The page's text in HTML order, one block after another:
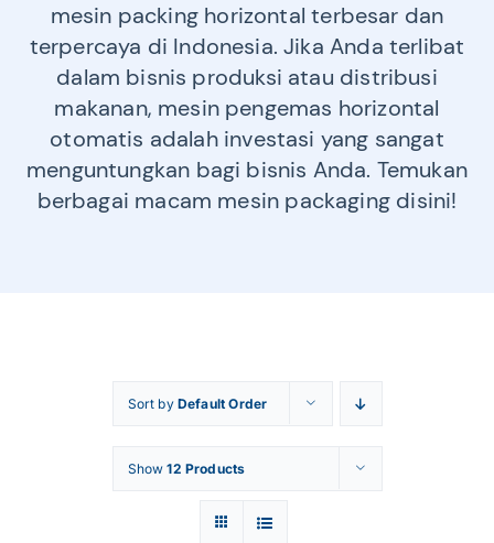
About Us
Catalogues
Our Clients
mesin packing horizontal terbesar dan
terpercaya di Indonesia. Jika Anda terlibat
dalam bisnis produksi atau distribusi
makanan, mesin pengemas horizontal
otomatis adalah investasi yang sangat
menguntungkan bagi bisnis Anda. Temukan
berbagai macam mesin packaging disini!
Sort by Default Order
Show12 Products